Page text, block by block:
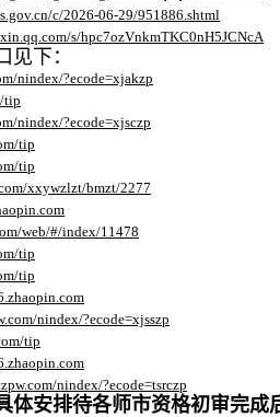
c/2026-06-29/951886.shtml
s/hpc7ozVnkmTKC0nH5JCNcA
见下：
nindex/?ecode=xjakzp
tip
nindex/?ecode=xjsczp
tip
tip
xxywzlzt/bmzt/2277
web/#/index/11478
tip
tip
nindex/?ecode=xjsszp
tip
nindex/?ecode=tsrczp
体安排待各师市资格初审完